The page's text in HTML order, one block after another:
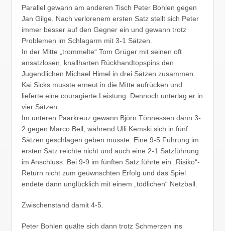
Parallel gewann am anderen Tisch Peter Bohlen gegen
Jan Gilge. Nach verlorenem ersten Satz stellt sich Peter
immer besser auf den Gegner ein und gewann trotz
Problemen im Schlagarm mit 3-1 Sätzen.
In der Mitte „trommelte“ Tom Grüger mit seinen oft
ansatzlosen, knallharten Rückhandtopspins den
Jugendlichen Michael Himel in drei Sätzen zusammen.
Kai Sicks musste erneut in die Mitte aufrücken und
lieferte eine couragierte Leistung. Dennoch unterlag er in
vier Sätzen.
Im unteren Paarkreuz gewann Björn Tönnessen dann 3-
2 gegen Marco Bell, während Ulli Kemski sich in fünf
Sätzen geschlagen geben musste. Eine 9-5 Führung im
ersten Satz reichte nicht und auch eine 2-1 Satzführung
im Anschluss. Bei 9-9 im fünften Satz führte ein „Risiko“-
Return nicht zum geüwnschten Erfolg und das Spiel
endete dann unglücklich mit einem „tödlichen“ Netzball.
Zwischenstand damit 4-5.
Peter Bohlen quälte sich dann trotz Schmerzen ins